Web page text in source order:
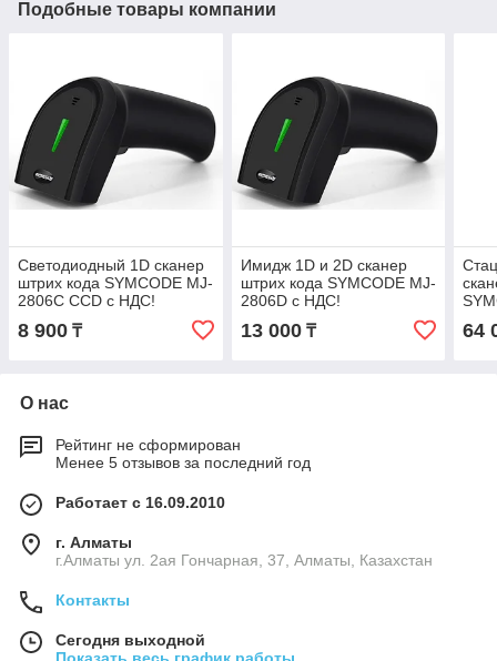
Подобные товары компании
Светодиодный 1D сканер
штрих кода SYMCODE MJ-
2806C CCD с НДС!
8 900 ₸
Имидж 1D и 2D сканер
штрих кода SYMCODE MJ-
2806D с НДС!
13 000₸ 64
О нас
Рейтинг не сформирован
Менее 5 отзывов за последний год
Работает с 16.09.2010
г. Алматы
г.Алматы ул. 2ая Гончарная, 37, Алматы, Казахстан
Контакты
Сегодня выходной